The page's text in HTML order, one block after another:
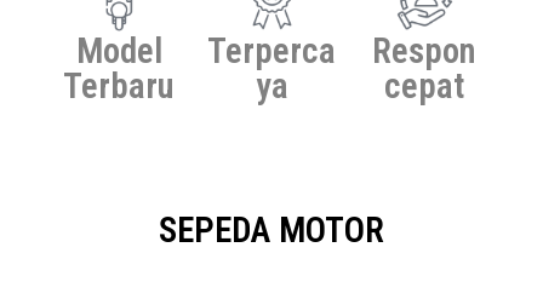
Model
Terbaru
Terperca
ya
Respon
cepat
SEPEDA MOTOR